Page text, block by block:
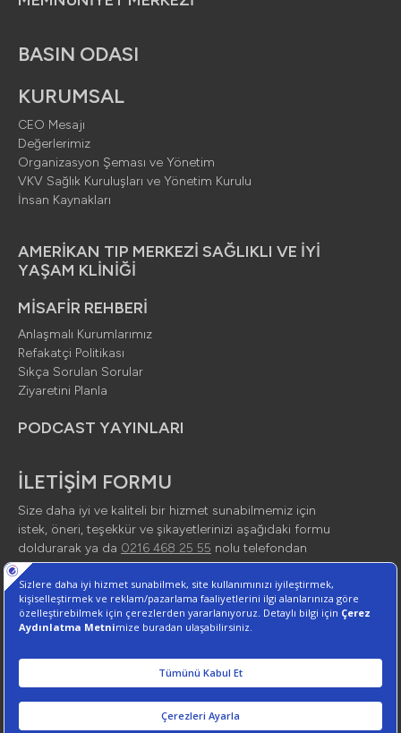
BASIN ODASI
KURUMSAL
CEO Mesajı
Değerlerimiz
Organizasyon Şeması ve Yönetim
VKV Sağlık Kuruluşları ve Yönetim Kurulu
İnsan Kaynakları
AMERİKAN TIP MERKEZİ SAĞLIKLI VE İYİ
YAŞAM KLİNİĞİ
MİSAFİR REHBERİ
Anlaşmalı Kurumlarımız
Refakatçi Politikası
Sıkça Sorulan Sorular
Ziyaretini Planla
PODCAST YAYINLARI
İLETİŞİM FORMU
Size daha iyi ve kaliteli bir hizmet sunabilmemiz için
istek, öneri, teşekkür ve şikayetlerinizi aşağıdaki formu
doldurarak ya da 0216 468 25 55 nolu telefondan
tarafımıza ulaşarak bildirebilirsiniz.